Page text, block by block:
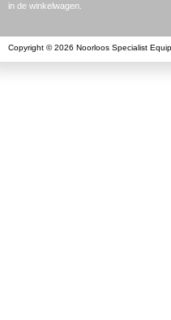
in de winkelwagen.
Copyright © 2026 Noorloos Specialist